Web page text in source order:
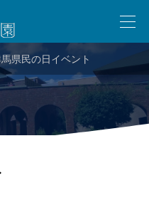
県民の日イベント